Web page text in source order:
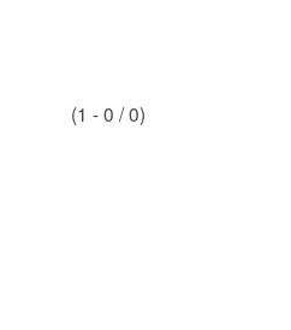
(1 - 0 / 0)